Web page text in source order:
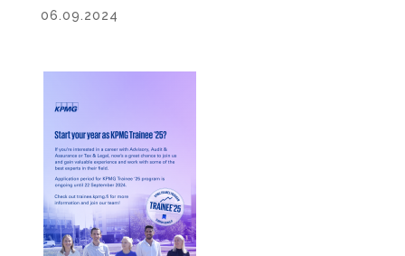
06.09.2024